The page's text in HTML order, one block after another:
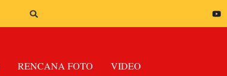
RENCANA FOTO VIDEO